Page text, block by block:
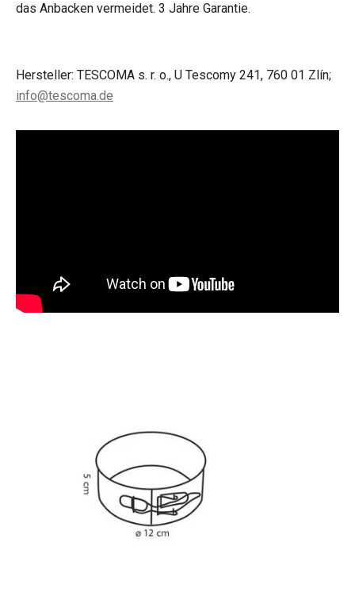
das Anbacken vermeidet. 3 Jahre Garantie.
Hersteller: TESCOMA s. r. o., U Tescomy 241, 760 01 Zlín;
info@tescoma.de